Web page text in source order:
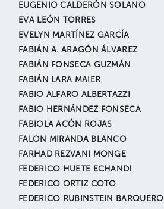
EUGENIO CALDERÓN SOLANO
EVA LEÓN TORRES
EVELYN MARTÍNEZ GARCÍA
FABIÁN A. ARAGÓN ÁLVAREZ
FABIÁN FONSECA GUZMÁN
FABIÁN LARA MAIER
FABIO ALFARO ALBERTAZZI
FABIO HERNÁNDEZ FONSECA
FABIOLA ACÓN ROJAS
FALON MIRANDA BLANCO
FARHAD REZVANI MONGE
FEDERICO HUETE ECHANDI
FEDERICO ORTIZ COTO
FEDERICO RUBINSTEIN BARQUERO